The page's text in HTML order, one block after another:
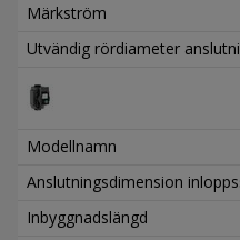
Märkström
Utvändig rördiameter
Modellnamn
Anslutningsdimension
Inbyggnadslängd